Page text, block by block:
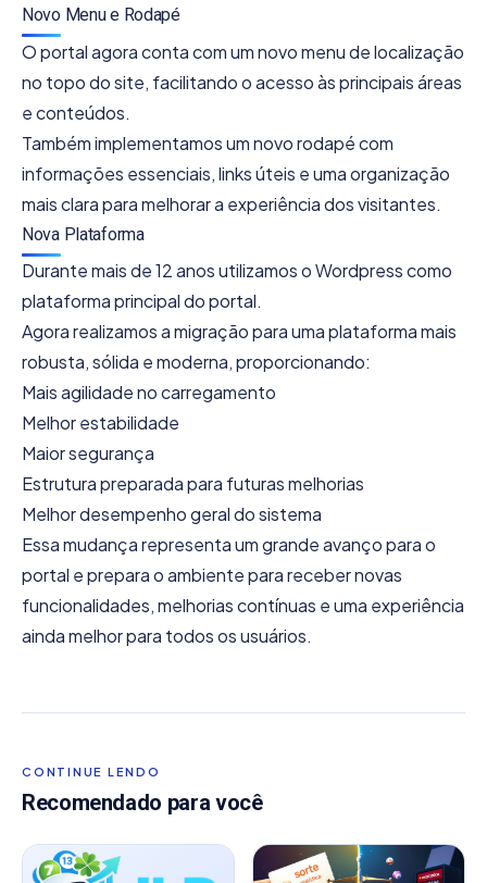
Novo Menu e Rodapé
O portal agora conta com um novo menu de localização
no topo do site, facilitando o acesso às principais áreas
e conteúdos.
Também implementamos um novo rodapé com
informações essenciais, links úteis e uma organização
mais clara para melhorar a experiência dos visitantes.
Nova Plataforma
Durante mais de 12 anos utilizamos o Wordpress como
plataforma principal do portal.
Agora realizamos a migração para uma plataforma mais
robusta, sólida e moderna, proporcionando:
Mais agilidade no carregamento
Melhor estabilidade
Maior segurança
Estrutura preparada para futuras melhorias
Melhor desempenho geral do sistema
Essa mudança representa um grande avanço para o
portal e prepara o ambiente para receber novas
funcionalidades, melhorias contínuas e uma experiência
ainda melhor para todos os usuários.
CONTINUE LENDO
Recomendado para você